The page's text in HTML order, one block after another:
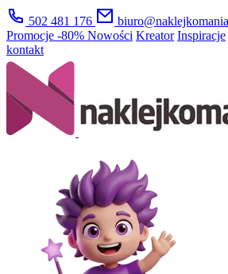
502 481 176
Promocje -80% Nowości Kreator Inspiracje
kontakt